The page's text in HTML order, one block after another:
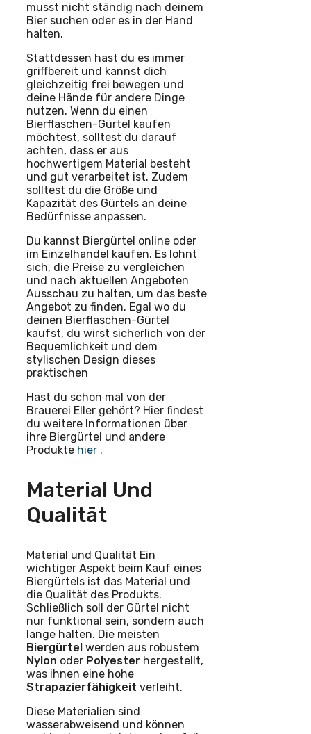
musst nicht ständig nach deinem
Bier suchen oder es in der Hand
halten.
Stattdessen hast du es immer
griffbereit und kannst dich
gleichzeitig frei bewegen und
deine Hände für andere Dinge
nutzen. Wenn du einen
Bierflaschen-Gürtel kaufen
möchtest, solltest du darauf
achten, dass er aus
hochwertigem Material besteht
und gut verarbeitet ist. Zudem
solltest du die Größe und
Kapazität des Gürtels an deine
Bedürfnisse anpassen.
Du kannst Biergürtel online oder
im Einzelhandel kaufen. Es lohnt
sich, die Preise zu vergleichen
und nach aktuellen Angeboten
Ausschau zu halten, um das beste
Angebot zu finden. Egal wo du
deinen Bierflaschen-Gürtel
kaufst, du wirst sicherlich von der
Bequemlichkeit und dem
stylischen Design dieses
praktischen
Hast du schon mal von der
Brauerei Eller gehört? Hier findest
du weitere Informationen über
ihre Biergürtel und andere
Produkte hier .
Material Und
Qualität
Material und Qualität Ein
wichtiger Aspekt beim Kauf eines
Biergürtels ist das Material und
die Qualität des Produkts.
Schließlich soll der Gürtel nicht
nur funktional sein, sondern auch
lange halten. Die meisten
Biergürtel werden aus robustem
Nylon oder Polyester hergestellt,
was ihnen eine hohe
Strapazierfähigkeit verleiht.
Diese Materialien sind
wasserabweisend und können